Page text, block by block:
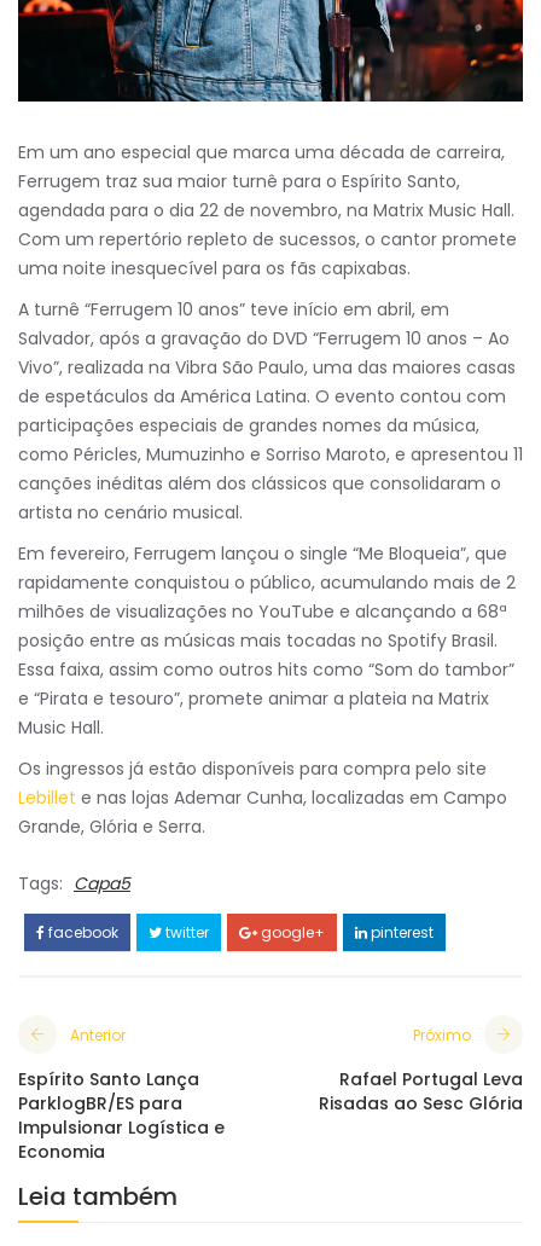
Em um ano especial que marca uma década de carreira,
Ferrugem traz sua maior turnê para o Espírito Santo,
agendada para o dia 22 de novembro, na Matrix Music Hall.
Com um repertório repleto de sucessos, o cantor promete
uma noite inesquecível para os fãs capixabas.
A turnê “Ferrugem 10 anos” teve início em abril, em
Salvador, após a gravação do DVD “Ferrugem 10 anos – Ao
Vivo”, realizada na Vibra São Paulo, uma das maiores casas
de espetáculos da América Latina. O evento contou com
participações especiais de grandes nomes da música,
como Péricles, Mumuzinho e Sorriso Maroto, e apresentou 11
canções inéditas além dos clássicos que consolidaram o
artista no cenário musical.
Em fevereiro, Ferrugem lançou o single “Me Bloqueia”, que
rapidamente conquistou o público, acumulando mais de 2
milhões de visualizações no YouTube e alcançando a 68ª
posição entre as músicas mais tocadas no Spotify Brasil.
Essa faixa, assim como outros hits como “Som do tambor”
e “Pirata e tesouro”, promete animar a plateia na Matrix
Music Hall.
Os ingressos já estão disponíveis para compra pelo site
Lebillet e nas lojas Ademar Cunha, localizadas em Campo
Grande, Glória e Serra.
Tags: Capa5
facebook twitter google+ pinterest
Anterior
Espírito Santo Lança
ParklogBR/ES para
Impulsionar Logística e
Economia
Próximo
Rafael Portugal Leva
Risadas ao Sesc Glória
Leia também